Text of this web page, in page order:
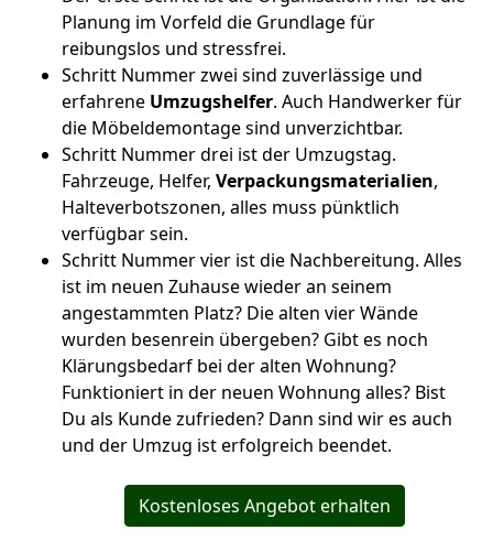
Planung im Vorfeld die Grundlage für
reibungslos und stressfrei.
Schritt Nummer zwei sind zuverlässige und
erfahrene Umzugshelfer. Auch Handwerker für
die Möbeldemontage sind unverzichtbar.
Schritt Nummer drei ist der Umzugstag.
Fahrzeuge, Helfer, Verpackungsmaterialien,
Halteverbotszonen, alles muss pünktlich
verfügbar sein.
Schritt Nummer vier ist die Nachbereitung. Alles
ist im neuen Zuhause wieder an seinem
angestammten Platz? Die alten vier Wände
wurden besenrein übergeben? Gibt es noch
Klärungsbedarf bei der alten Wohnung?
Funktioniert in der neuen Wohnung alles? Bist
Du als Kunde zufrieden? Dann sind wir es auch
und der Umzug ist erfolgreich beendet.
Kostenloses Angebot erhalten